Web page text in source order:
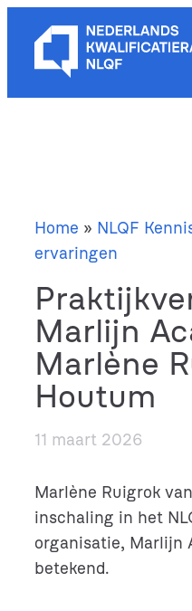
naar
inhoud
Home » NLQF
ervaringen
Marlijn
Marlène
Houtum
11 maart 2026
Marlène Ruigrok
inschaling in het
organisatie, Marlijn
betekend.